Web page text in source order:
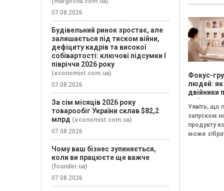
Фокус-
людей: як
двійники
змінять
Уявіть, що
запуском
продукту
може
07.08.2026
Будівельний ринок зростає, але
залишається під тиском війни,
дефіциту кадрів та високої
собівартості: ключові підсумки І
півріччя 2026 року
(economist.com.ua)
07.08.2026
За сім місяців 2026 року
товарообіг України склав $82,2
млрд (economist.com.ua)
07.08.2026
Чому ваш бізнес зупиняється,
коли ви працюєте ще важче
(founder.ua)
07.08.2026